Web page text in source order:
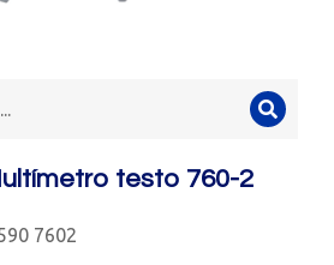
testo 760-2
7602